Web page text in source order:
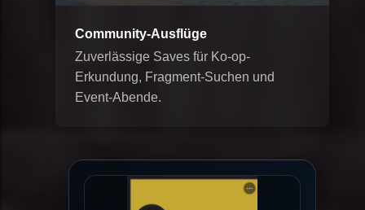
Community-Ausflüge
Zuverlässige Saves für Ko-op-
Erkundung, Fragment-Suchen und
Event-Abende.